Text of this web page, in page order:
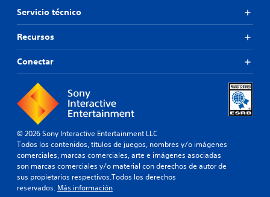
Servicio técnico
Recursos
Conectar
© 2026 Sony Interactive Entertainment LLC
Todos los contenidos, títulos de juegos, nombres y/o imágenes
comerciales, marcas comerciales, arte e imágenes asociadas
son marcas comerciales y/o material con derechos de autor de
sus propietarios respectivos.Todos los derechos
reservados. Más información